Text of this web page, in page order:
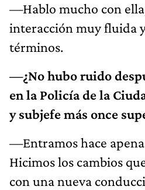
—Hablo mucho con
interacción muy fluida
términos.
—¿No hubo ruido
en la Policía de la
y subjefe más once
—Entramos hace
Hicimos los cambios
con una nueva